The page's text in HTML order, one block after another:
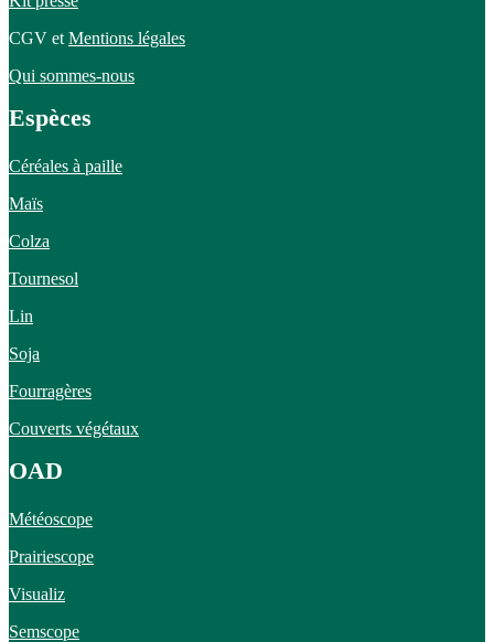
CGV et Mentions légales
Qui sommes-nous
Espèces
Céréales à paille
Maïs
Colza
Tournesol
Lin
Soja
Fourragères
Couverts végétaux
OAD
Météoscope
Prairiescope
Visualiz
Semscope